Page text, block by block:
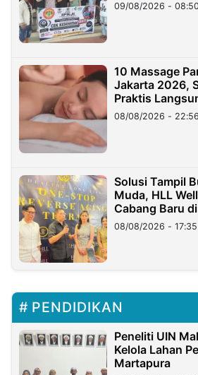
09/08/2026 - 08:50
10 Massage
Jakarta 2026,
Praktis
08/08/2026 - 22:56
Solusi Tampil
Muda, HLL
Cabang Baru
08/08/2026 - 17:35
PENDIDIKAN
Peneliti UIN
Kelola Lahan
Martapura